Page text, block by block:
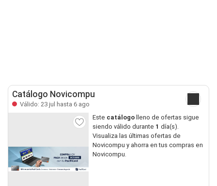
Catálogo Novicompu
Válido: 23 jul hasta 6 ago
Este catálogo lleno de ofertas sigue
siendo válido durante 1 día(s).
Visualiza las últimas ofertas de
Novicompu y ahorra en tus compras en
Novicompu.